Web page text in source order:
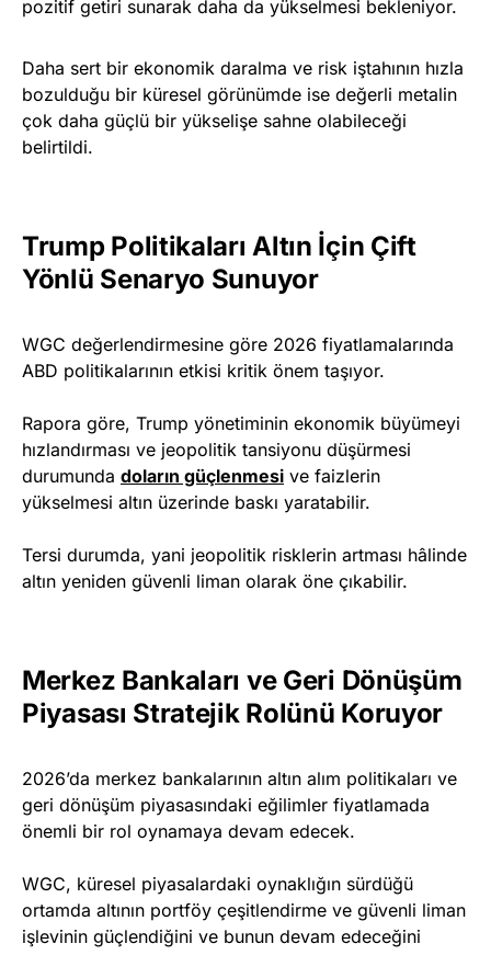
pozitif getiri sunarak daha da yükselmesi bekleniyor.
Daha sert bir ekonomik daralma ve risk iştahının hızla
bozulduğu bir küresel görünümde ise değerli metalin
çok daha güçlü bir yükselişe sahne olabileceği
belirtildi.
Trump Politikaları Altın İçin Çift
Yönlü Senaryo Sunuyor
WGC değerlendirmesine göre 2026 fiyatlamalarında
ABD politikalarının etkisi kritik önem taşıyor.
Rapora göre, Trump yönetiminin ekonomik büyümeyi
hızlandırması ve jeopolitik tansiyonu düşürmesi
durumunda doların güçlenmesi ve faizlerin
yükselmesi altın üzerinde baskı yaratabilir.
Tersi durumda, yani jeopolitik risklerin artması hâlinde
altın yeniden güvenli liman olarak öne çıkabilir.
Merkez Bankaları ve Geri Dönüşüm
Piyasası Stratejik Rolünü Koruyor
2026’da merkez bankalarının altın alım politikaları ve
geri dönüşüm piyasasındaki eğilimler fiyatlamada
önemli bir rol oynamaya devam edecek.
WGC, küresel piyasalardaki oynaklığın sürdüğü
ortamda altının portföy çeşitlendirme ve güvenli liman
işlevinin güçlendiğini ve bunun devam edeceğini